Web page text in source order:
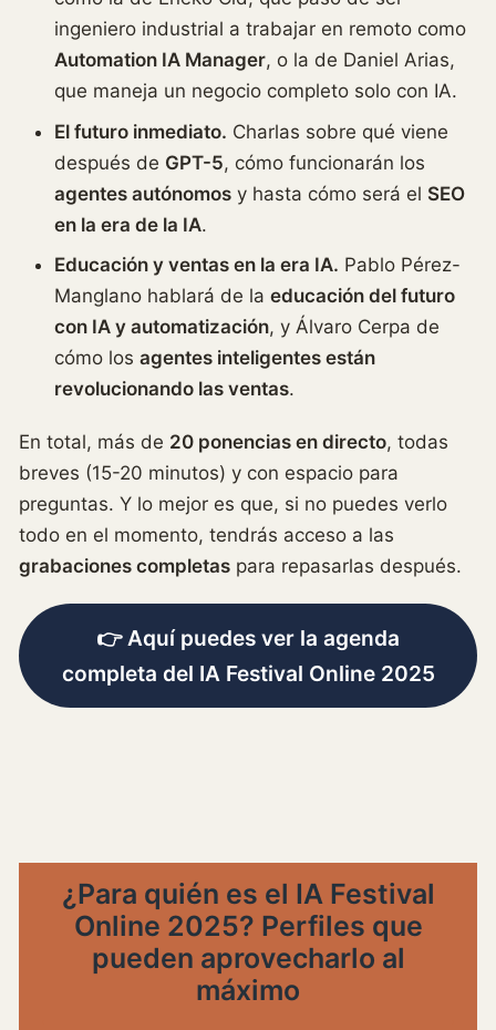
ingeniero industrial a trabajar en remoto como
Automation IA Manager, o la de Daniel Arias,
que maneja un negocio completo solo con IA.
El futuro inmediato. Charlas sobre qué viene
después de GPT-5, cómo funcionarán los
agentes autónomos y hasta cómo será el SEO
en la era de la IA.
Educación y ventas en la era IA. Pablo Pérez-
Manglano hablará de la educación del futuro
con IA y automatización, y Álvaro Cerpa de
cómo los agentes inteligentes están
revolucionando las ventas.
En total, más de 20 ponencias en directo, todas
breves (15-20 minutos) y con espacio para
preguntas. Y lo mejor es que, si no puedes verlo
todo en el momento, tendrás acceso a las
grabaciones completas para repasarlas después.
👉 Aquí puedes ver la agenda
completa del IA Festival Online 2025
¿Para quién es el IA Festival
Online 2025? Perfiles que
pueden aprovecharlo al
máximo